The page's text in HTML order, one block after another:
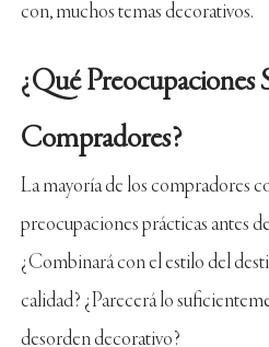
con, muchos temas decorativos.
¿Qué Preocupaciones
Compradores?
La mayoría de los compradores
preocupaciones prácticas antes
¿Combinará con el estilo del
calidad? ¿Parecerá lo
desorden decorativo?